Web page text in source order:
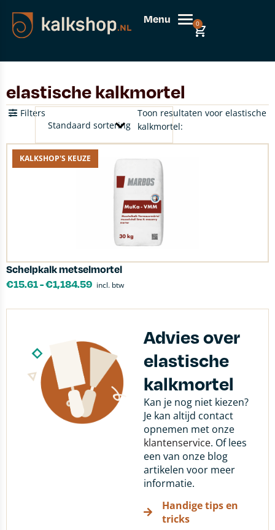
Menu 0
elastische kalkmortel
Toon resultaten voor elastische
kalkmortel:
Filters
KALKSHOP'S KEUZE
Schelpkalk metselmortel
€15.61-€1,184.59 incl. btw
Advies over
elastische
kalkmortel
Kan je nog niet kiezen?
Je kan altijd contact
opnemen met onze
klantenservice. Of lees
een van onze blog
artikelen voor meer
informatie.
Handige tips en
tricks